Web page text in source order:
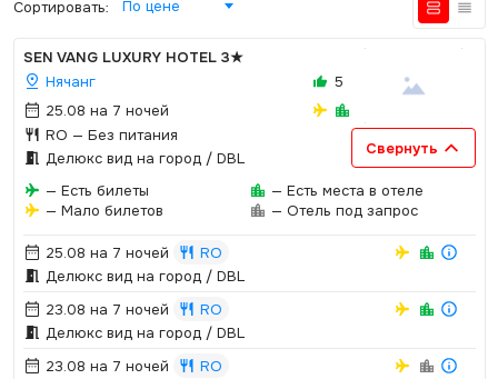
Сортировать: По цене
SEN VANG LUXURY HOTEL 3★
Нячанг
25.08 на 7 ночей
RO — Без питания
5
Делюкс вид на город / DBL
Свернуть
— Есть билеты
— Мало билетов
— Есть места в отеле
— Отель под запрос
25.08 на 7 ночей
RO
Делюкс вид на город / DBL
23.08 на 7 ночей
RO
Делюкс вид на город / DBL
23.08 на 7 ночей
RO